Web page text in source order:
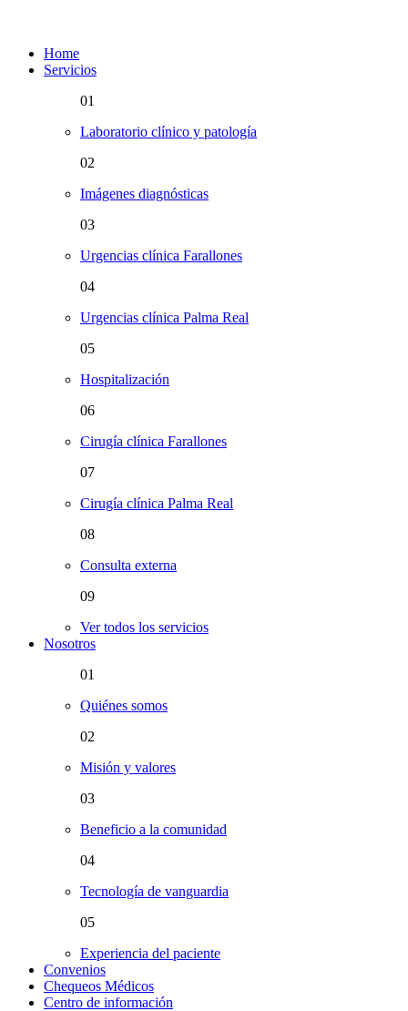
Home
Servicios
01
Laboratorio clínico y patología
02
Imágenes diagnósticas
03
Urgencias clínica Farallones
04
Urgencias clínica Palma Real
05
Hospitalización
06
Cirugía clínica Farallones
07
Cirugía clínica Palma Real
08
Consulta externa
09
Ver todos los servicios
Nosotros
01
Quiénes somos
02
Misión y valores
03
Beneficio a la comunidad
04
Tecnología de vanguardia
05
Experiencia del paciente
Convenios
Chequeos Médicos
Centro de información